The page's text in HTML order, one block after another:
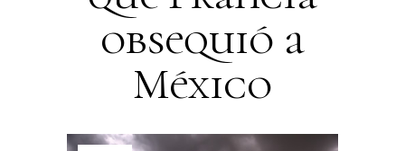
obsequió a
México